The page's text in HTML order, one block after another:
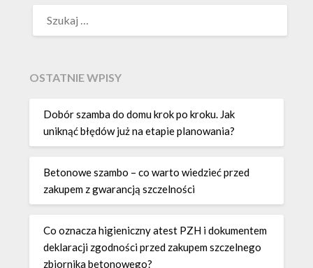
OSTATNIE WPISY
Dobór szamba do domu krok po kroku. Jak
uniknąć błędów już na etapie planowania?
Betonowe szambo – co warto wiedzieć przed
zakupem z gwarancją szczelności
Co oznacza higieniczny atest PZH i dokumentem
deklaracji zgodności przed zakupem szczelnego
zbiornika betonowego?